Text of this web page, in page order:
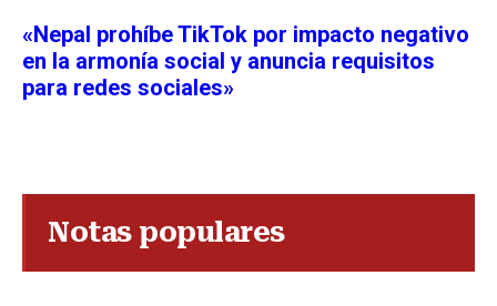
«Nepal prohíbe TikTok por impacto negativo
en la armonía social y anuncia requisitos
para redes sociales»
Notas populares